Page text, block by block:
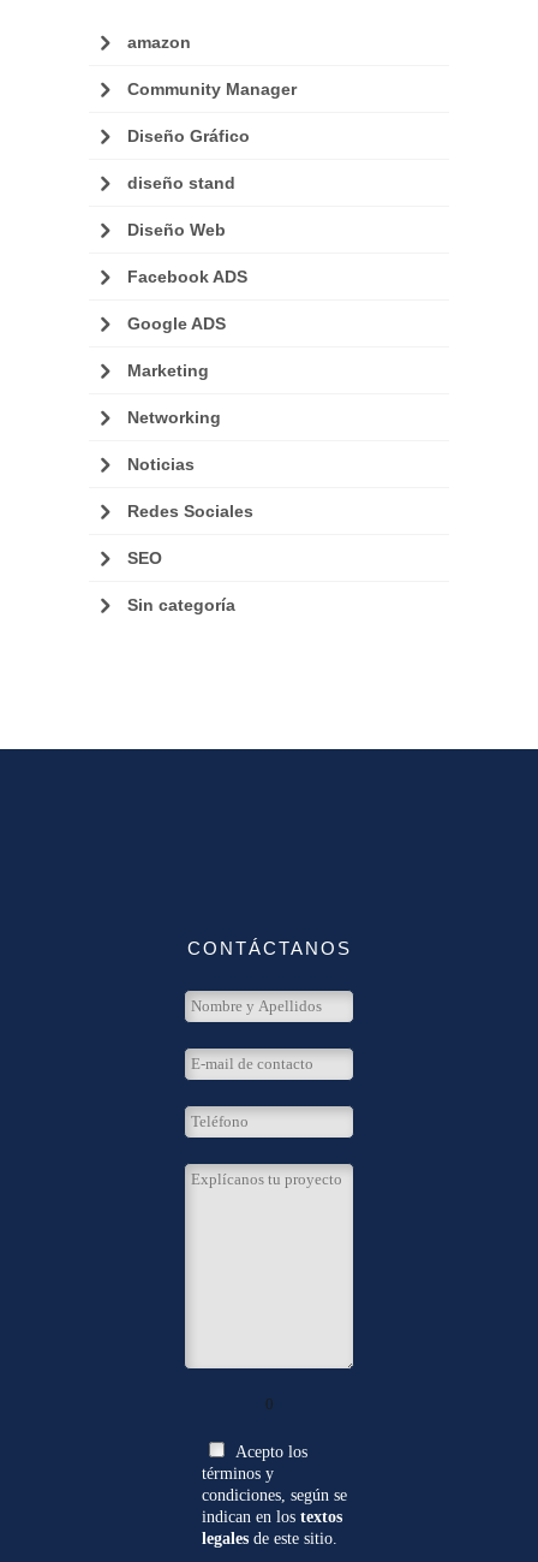
amazon
Community Manager
Diseño Gráfico
diseño stand
Diseño Web
Facebook ADS
Google ADS
Marketing
Networking
Noticias
Redes Sociales
SEO
Sin categoría
CONTÁCTANOS
0
Acepto los
términos y
condiciones, según se
indican en lostextos
legales de este sitio.